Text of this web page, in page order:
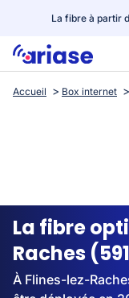
La fibre à partir
Box internet
Streaming
Accueil Box internet
La fibre
Raches
À Flines-lez-